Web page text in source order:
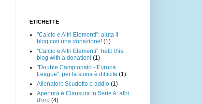
ETICHETTE
"Calcio e Altri Elementi": aiuta il
blog con una donazione! (1)
"Calcio e Altri Elementi": help this
blog with a donation! (1)
"Double Campionato - Europa
League": per la storia è difficile (1)
Allenatori: Scudetto e addio (1)
Apertura e Clausura in Serie A: albi
d'oro (4)